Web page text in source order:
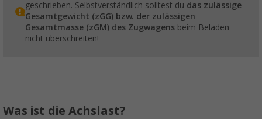
geschrieben. Selbstverständlich solltest du das zulässige
Gesamtgewicht (zGG) bzw. der zulässigen
Gesamtmasse (zGM) des Zugwagensbeim Beladen
nicht überschreiten!
Was ist die Achslast?